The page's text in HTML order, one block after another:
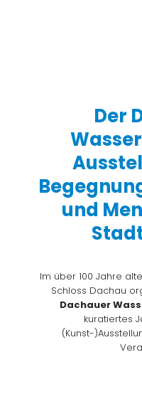
Der
und
Im über 100 Jahre
Schloss Dachau
Dachauer
kuratiertes
(Kunst-